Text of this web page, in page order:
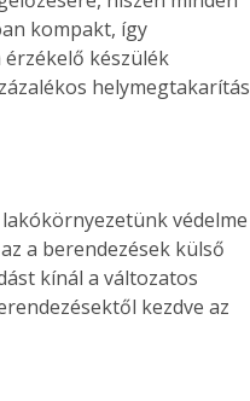
kompakt, így
készülék
helymegtakarítás
védelme
a berendezések külső
kínál a változatos
kezdve az